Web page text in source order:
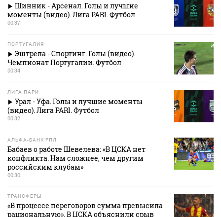
Шинник - Арсенал. Голы и лучшие
моменты (видео). Лига PARI. Футбол
00:37
ПОРТУГАЛИЯ
Эштрела - Спортинг. Голы (видео).
Чемпионат Португалии. Футбол
00:34
ЛИГА ПАРИ
Урал - Уфа. Голы и лучшие моменты
(видео). Лига PARI. Футбол
00:32
АЛЬФА-БАНК РПЛ
Бабаев о работе Шевелева: «В ЦСКА нет
конфликта. Нам сложнее, чем другим
российским клубам»
00:30
ТРАНСФЕРЫ
«В процессе переговоров сумма превысила
рациональную». В ЦСКА объяснили срыв